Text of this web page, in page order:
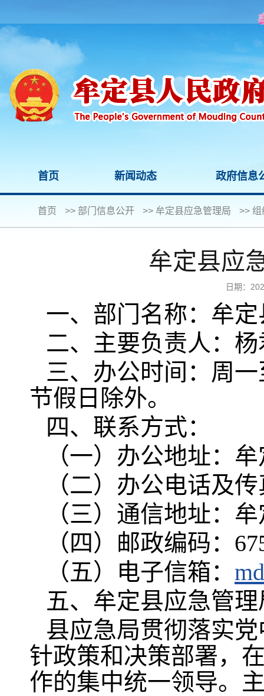
首页 新闻动态 政府信息
首页 >> 部门信息公开 >> 牟定县应急管理局 >> 组
牟定县应
日期：
一、部门名称：牟
二、主要负责人：杨
三、办公时间：周一
节假日除外。
四、联系方式：
（一）办公地址：
（二）办公电话及
（三）通信地址：
（四）邮政编码：
（五）电子信箱：
五、牟定县应急管
县应急局贯彻落实
针政策和决策部署，
作的集中统一领导。